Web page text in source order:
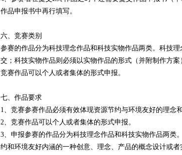
作品申报书中再行填写。
六、竞赛类别
参赛的作品分为科技理念作品和科技实物作品两类。科技
交；科技实物作品则必须以实物作品的形式（并附制作方案
竞赛作品可以个人或者集体的形式申报。
七、作品要求
1、竞赛参赛作品必须有效体现资源节约与环境友好的理念和
2、竞赛作品可以个人或者集体的形式申报。
3、申报参赛的作品分为科技理念作品和科技实物作品两类
约和环境友好内涵的一种创意、理念、产品的概念设计或